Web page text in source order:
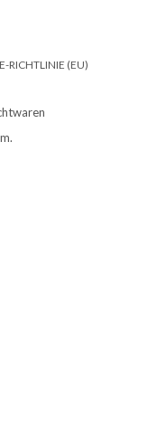
RICHTLINIE (EU)